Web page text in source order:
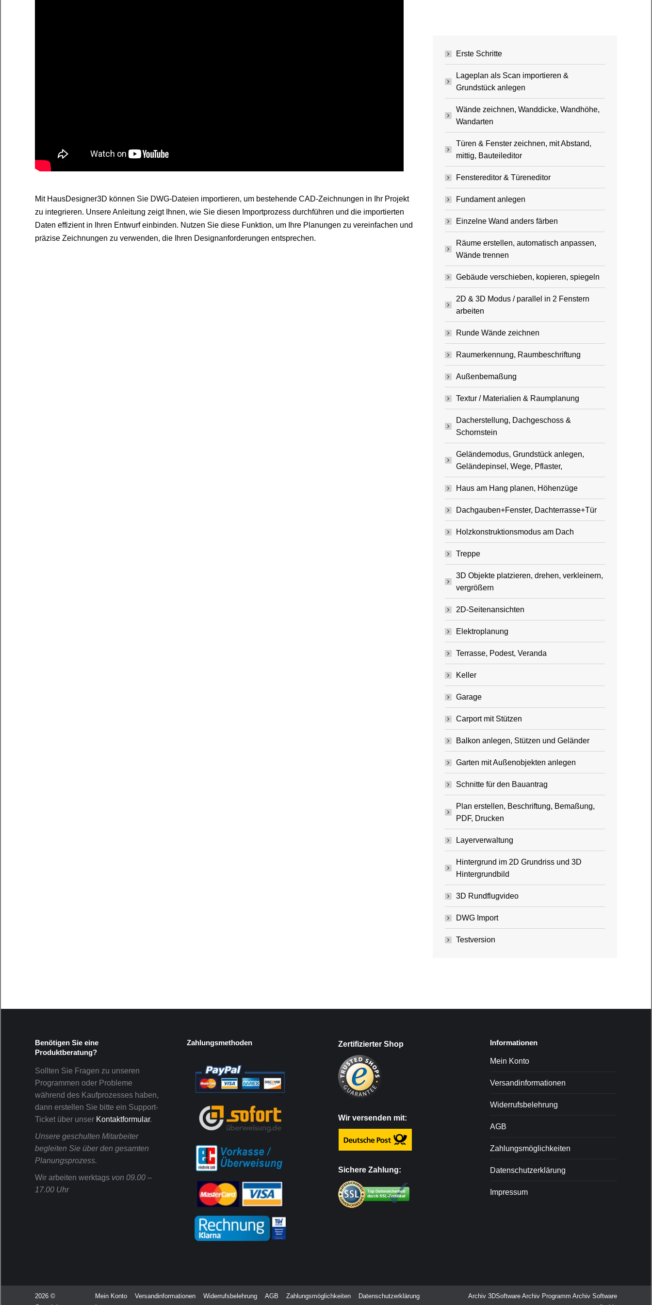
Mit HausDesigner3D können Sie DWG-Dateien importieren, um bestehende CAD-Zeichnungen in Ihr Projekt
zu integrieren. Unsere Anleitung zeigt Ihnen, wie Sie diesen Importprozess durchführen und die importierten
Daten effizient in Ihren Entwurf einbinden. Nutzen Sie diese Funktion, um Ihre Planungen zu vereinfachen und
präzise Zeichnungen zu verwenden, die Ihren Designanforderungen entsprechen.
Erste Schritte
Lageplan als Scan importieren &
Grundstück anlegen
Wände zeichnen, Wanddicke, Wandhöhe,
Wandarten
Türen & Fenster zeichnen, mit Abstand,
mittig, Bauteileditor
Fenstereditor & Türeneditor
Fundament anlegen
Einzelne Wand anders färben
Räume erstellen, automatisch anpassen,
Wände trennen
Gebäude verschieben, kopieren, spiegeln
2D & 3D Modus / parallel in 2 Fenstern
arbeiten
Runde Wände zeichnen
Raumerkennung, Raumbeschriftung
Außenbemaßung
Textur / Materialien & Raumplanung
Dacherstellung, Dachgeschoss &
Schornstein
Geländemodus, Grundstück anlegen,
Geländepinsel, Wege, Pflaster,
Haus am Hang planen, Höhenzüge
Dachgauben+Fenster, Dachterrasse+Tür
Holzkonstruktionsmodus am Dach
Treppe
3D Objekte platzieren, drehen, verkleinern,
vergrößern
2D-Seitenansichten
Elektroplanung
Terrasse, Podest, Veranda
Keller
Garage
Carport mit Stützen
Balkon anlegen, Stützen und Geländer
Garten mit Außenobjekten anlegen
Schnitte für den Bauantrag
Plan erstellen, Beschriftung, Bemaßung,
PDF, Drucken
Layerverwaltung
Hintergrund im 2D Grundriss und 3D
Hintergrundbild
3D Rundflugvideo
DWG Import
Testversion
Benötigen Sie eine
Produktberatung?
Sollten Sie Fragen zu unseren
Programmen oder Probleme
während des Kaufprozesses haben,
dann erstellen Sie bitte ein Support-
Ticket über unser Kontaktformular.
Unsere geschulten Mitarbeiter
begleiten Sie über den gesamten
Planungsprozess.
Wir arbeiten werktags von 09.00 –
17.00 Uhr
Zahlungsmethoden Zertifizierter Shop
Wir versenden mit:
Sichere Zahlung:
Informationen
Mein Konto
Versandinformationen
Widerrufsbelehrung
AGB
Zahlungsmöglichkeiten
Datenschutzerklärung
Impressum
2026 ©
Mein Konto Versandinformationen Widerrufsbelehrung AGB Zahlungsmöglichkeiten
Datenschutzerklärung
Archiv 3DSoftware Archiv Programm Archiv Software